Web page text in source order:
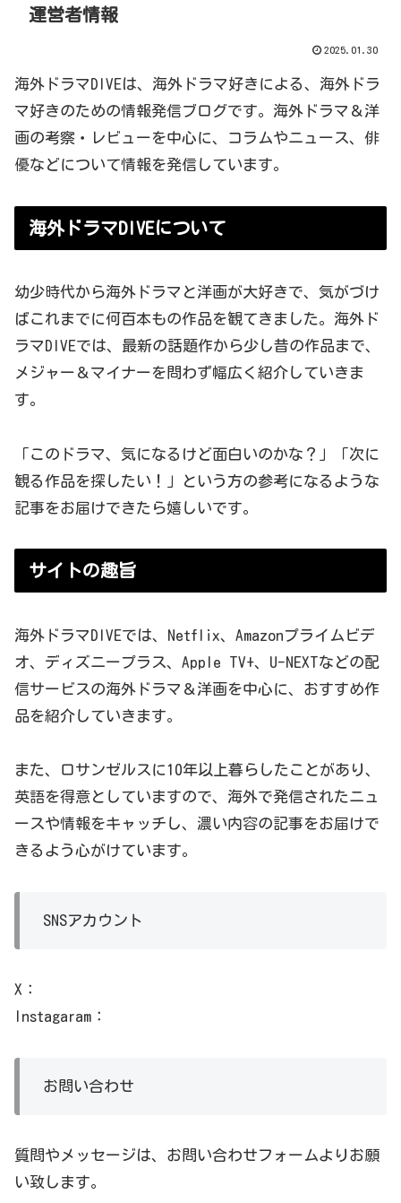
運営者情報
2025.01.30
海外ドラマDIVEは、海外ドラマ好きによる、海外ドラ
マ好きのための情報発信ブログです。海外ドラマ＆洋
画の考察・レビューを中心に、コラムやニュース、俳
優などについて情報を発信しています。
海外ドラマDIVEについて
幼少時代から海外ドラマと洋画が大好きで、気がづけ
ばこれまでに何百本もの作品を観てきました。海外ド
ラマDIVEでは、最新の話題作から少し昔の作品まで、
メジャー＆マイナーを問わず幅広く紹介していきま
す。
「このドラマ、気になるけど面白いのかな？」「次に
観る作品を探したい！」という方の参考になるような
記事をお届けできたら嬉しいです。
サイトの趣旨
海外ドラマDIVEでは、Netflix、Amazonプライムビデ
オ、ディズニープラス、Apple TV+、U-NEXTなどの配
信サービスの海外ドラマ＆洋画を中心に、おすすめ作
品を紹介していきます。
また、ロサンゼルスに10年以上暮らしたことがあり、
英語を得意としていますので、海外で発信されたニュ
ースや情報をキャッチし、濃い内容の記事をお届けで
きるよう心がけています。
SNSアカウント
X：
Instagaram：
お問い合わせ
質問やメッセージは、お問い合わせフォームよりお願
い致します。